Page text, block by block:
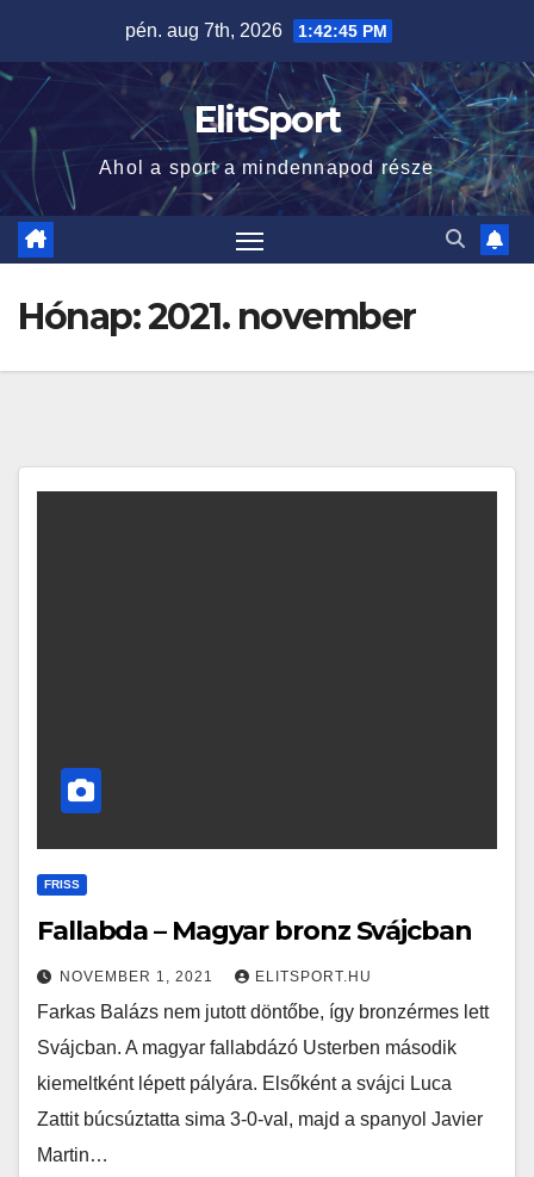
content
pén. aug 7th, 2026 1:42:46 PM
ElitSport
Ahol a sport a mindennapod része
Hónap:2021. november
FRISS
Fallabda – Magyar bronz Svájcban
NOVEMBER 1, 2021 ELITSPORT.HU
Farkas Balázs nem jutott döntőbe, így bronzérmes lett
Svájcban. A magyar fallabdázó Usterben második
kiemeltként lépett pályára. Elsőként a svájci Luca
Zattit búcsúztatta sima 3-0-val, majd a spanyol Javier
Martin…